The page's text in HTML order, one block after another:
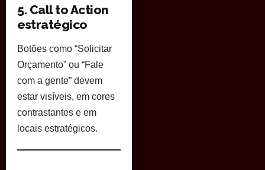
5. Call to Action
estratégico
Botões como “Solicitar
Orçamento” ou “Fale
com a gente” devem
estar visíveis, em cores
contrastantes e em
locais estratégicos.